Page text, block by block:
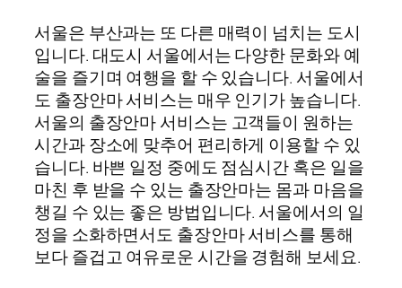
서울은 부산과는 또 다른 매력이 넘치는 도시
입니다. 대도시 서울에서는 다양한 문화와 예
술을 즐기며 여행을 할 수 있습니다. 서울에서
도 출장안마 서비스는 매우 인기가 높습니다.
서울의 출장안마 서비스는 고객들이 원하는
시간과 장소에 맞추어 편리하게 이용할 수 있
습니다. 바쁜 일정 중에도 점심시간 혹은 일을
마친 후 받을 수 있는 출장안마는 몸과 마음을
챙길 수 있는 좋은 방법입니다. 서울에서의 일
정을 소화하면서도 출장안마 서비스를 통해
보다 즐겁고 여유로운 시간을 경험해 보세요.